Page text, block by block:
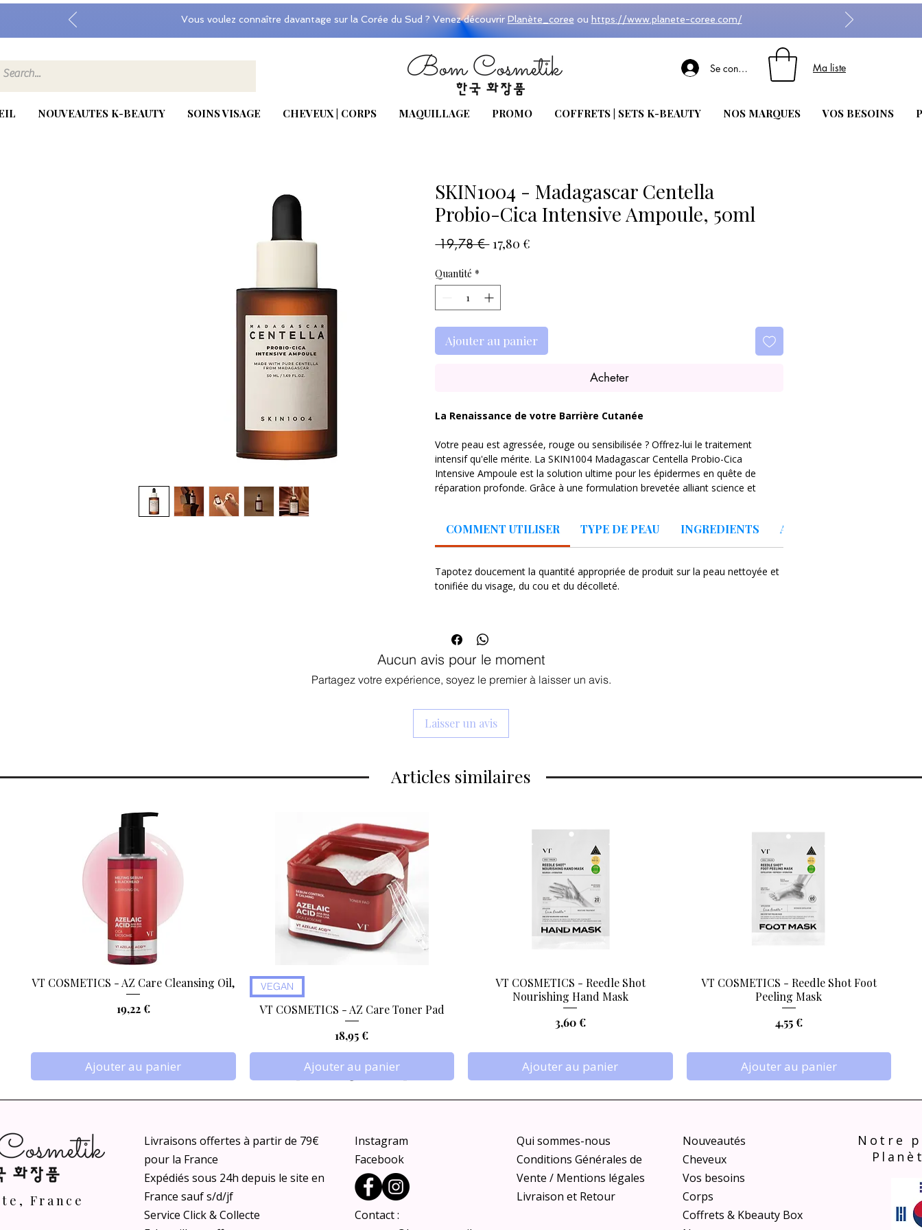
Vous voulez connaître davantage sur la Corée du Sud ? Venez découvrir Planète_coree ou https://www.planete-coree.com/
Se connecter Ma liste
NOUVEAUTES K-BEAUTY SOINS VISAGE CHEVEUX | CORPS MAQUILLAGE PROMO COFFRETS | SETS K-BEAUTY NOS MARQUES VOS BESOINS
SKIN1004 - Madagascar Centella
Probio-Cica Intensive Ampoule, 50ml
19,78 € Prix
17,80 €
Quantité *
Ajouter au panier
Acheter
La Renaissance de votre Barrière Cutanée
Votre peau est agressée, rouge ou sensibilisée ? Offrez-lui le traitement
intensif qu'elle mérite. La SKIN1004 Madagascar Centella Probio-Cica
Intensive Ampoule est la solution ultime pour les épidermes en quête de
réparation profonde. Grâce à une formulation brevetée alliant science et
Pourquoi est-elle devenue la favorite des routines K-Beauty ?
Complexe Probio-Cica Exclusif : La rencontre parfaite entre la Centella
Cette synergie unique booste la régénération cellulaire, calme les
inflammations instantanément et renforce durablement le microbiome
cette ampoule cible directement les zones endommagées pour accélérer
la cicatrisation et restaurer l'intégrité de la barrière cutanée.
Hydratation "Ceramide-Layering" : Infusée avec des céramides de structure
identique à celle de la peau, elle scelle l'humidité dans les couches
profondes, laissant votre visage repulpé, souple et protégé des agressions
Texture Lactée & Confortable : Sa texture riche mais non collante pénètre
Résultat : Une peau apaisée, des rougeurs estompées et une barrière cutanée
COMMENT UTILISER TYPE DE PEAU INGREDIENTS A PROPOS DE LA
Tapotez doucement la quantité appropriée de produit sur la peau nettoyée et
tonifiée du visage, du cou et du décolleté.
Aucun avis pour le moment
Partagez votre expérience, soyez le premier à laisser un avis.
Laisser un avis
Articles similaires
Aperçu rapide
VT COSMETICS - AZ Care Cleansing Oil,
Prix
19,22 €
Ajouter au panier
VEGAN
VT COSMETICS - AZ Care Toner Pad
Prix
18,95 €
Ajouter au panier
Aperçu rapide
VT COSMETICS - Reedle Shot
Nourishing Hand Mask
Prix
3,60 €
Ajouter au panier
Aperçu rapide
VT COSMETICS - Reedle Shot Foot
Peeling Mask
Prix
4,55 €
Ajouter au panier
France
Livraisons offertes à partir de 79€
pour la France
Expédiés sous 24h depuis le site en
France sauf s/d/jf
Service Click & Collecte
Instagram
Facebook
Contact :
Qui sommes-nous
Conditions Générales de
Vente / Mentions légales
Livraison et Retour
Nouveautés
Cheveux
Vos besoins
Corps
Coffrets & Kbeauty Box
Notre